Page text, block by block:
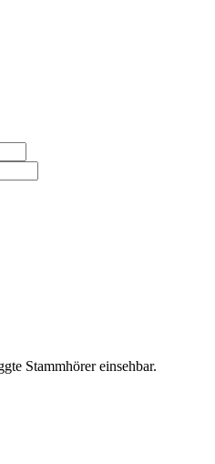
Stammhörer einsehbar.